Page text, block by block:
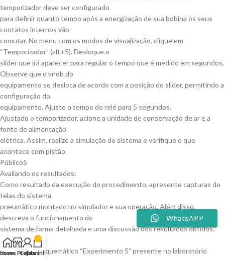
temporizador deve ser configurado
para definir quanto tempo após a energização de sua bobina os seus
contatos internos vão
comutar. No menu com os modos de visualização, clique em
“Temporizador” (alt+5). Desloque o
slider que irá aparecer para regular o tempo que é medido em segundos.
Observe que o knob do
equipamento se desloca de acordo com a posição do slider, permitindo a
configuração do
equipamento. Ajuste o tempo do relé para 5 segundos.
Ajustado o temporizador, acione a unidade de conservação de ar e a
fonte de alimentação
elétrica. Assim, realize a simulação do sistema e verifique o que
acontece com pistão.
Público5
Avaliando os resultados:
Como resultado da execução do procedimento, apresente capturas de
telas do sistema
pneumático montado no simulador e sua operação. Além disso,
descreva o funcionamento do
sistema de forma detalhada e uma discussão dos resultados obtidos.
Checklist:
✓ Analise o esquemático “Experimento 5” presente no laboratório
Home Projetos
Conta
0
Carrinho
WhatsAPP